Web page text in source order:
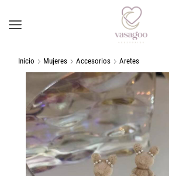
Inicio Mujeres Accesorios Aretes